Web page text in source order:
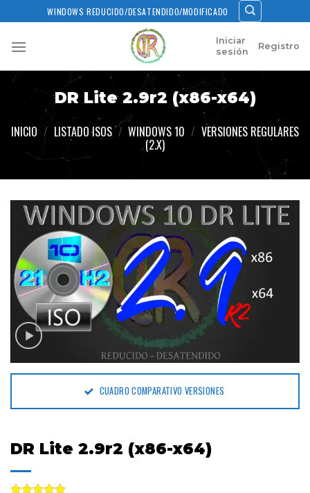
to
content
WINDOWS REDUCIDO/DESATENDIDO/MODIFICADO
Iniciar
sesión
Registro
DR Lite 2.9r2 (x86-x64)
INICIO / LISTADO ISOS / WINDOWS 10 / VERSIONES REGULARES
(2.X)
CUADRO COMPARATIVO VERSIONES
DR Lite 2.9r2 (x86-x64)